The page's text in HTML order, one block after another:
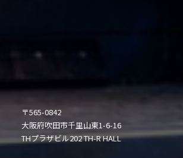
〒565-0842
大阪府吹田市千里山東1-6-16
THプラザビル202 TH-R HALL